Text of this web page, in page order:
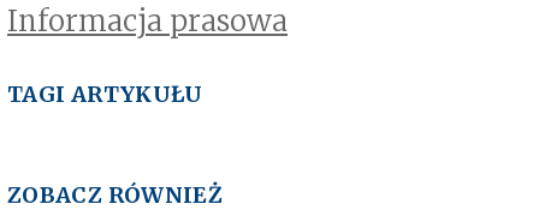
Informacja prasowa
TAGI ARTYKUŁU
ZOBACZ RÓWNIEŻ